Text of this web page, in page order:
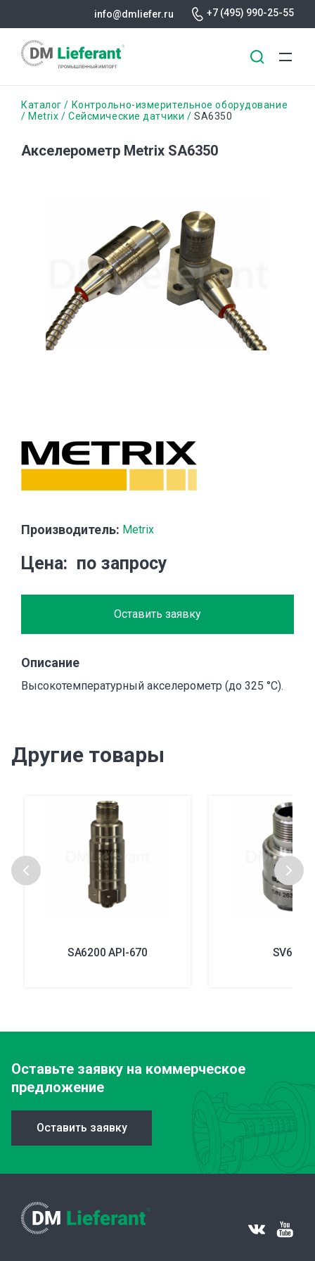
содержанию
info@dmliefer.ru +7 (495) 990-25-55
Строка
Каталог
Контрольно-измерительное оборудование
Metrix
Сейсмические датчики SA6350
Акселерометр Metrix SA6350
Производитель: Metrix
Цена по запросу
Оставить заявку
Описание
Высокотемпературный акселерометр (до 325 °С).
Другие товары
SA6200 API-670 SV6300
Оставьте заявку на коммерческое
предложение
Оставить заявку